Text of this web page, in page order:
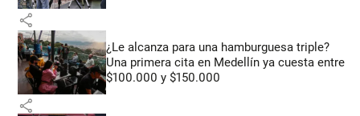
share
¿Le alcanza para una hamburguesa triple?
Una primera cita en Medellín ya cuesta entre
$100.000 y $150.000
share